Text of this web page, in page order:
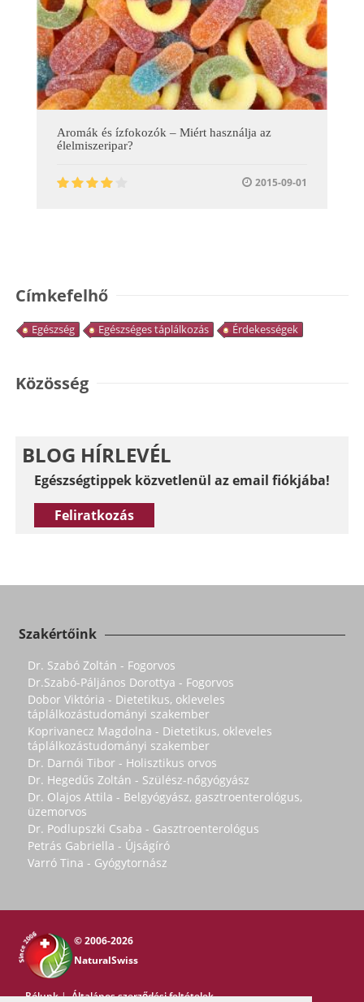
Aromák és ízfokozók – Miért használja az
élelmiszeripar?
2015-09-01
Címkefelhő
Egészség Egészséges táplálkozás Érdekességek
Közösség
BLOG HÍRLEVÉL
Egészségtippek közvetlenül az email fiókjába!
Feliratkozás
Szakértőink
Dr. Szabó Zoltán - Fogorvos
Dr.Szabó-Páljános Dorottya - Fogorvos
Dobor Viktória - Dietetikus, okleveles
táplálkozástudományi szakember
Koprivanecz Magdolna - Dietetikus, okleveles
táplálkozástudományi szakember
Dr. Darnói Tibor - Holisztikus orvos
Dr. Hegedűs Zoltán - Szülész-nőgyógyász
Dr. Olajos Attila - Belgyógyász, gasztroenterológus,
üzemorvos
Dr. Podlupszki Csaba - Gasztroenterológus
Petrás Gabriella - Újságíró
Varró Tina - Gyógytornász
© 2006-2026
NaturalSwiss
Rólunk|Általános szerződési feltételek